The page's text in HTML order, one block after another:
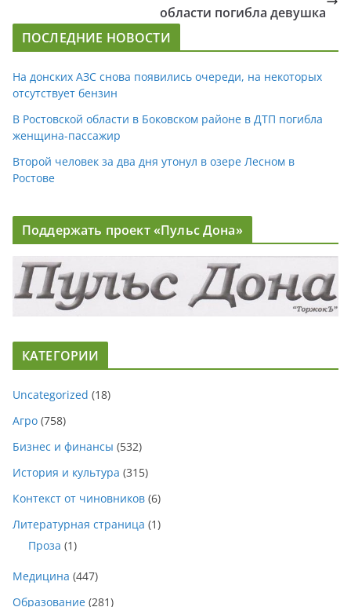
области погибла девушка
ПОСЛЕДНИЕ НОВОСТИ
На донских АЗС снова появились очереди, на некоторых
отсутствует бензин
В Ростовской области в Боковском районе в ДТП погибла
женщина-пассажир
Второй человек за два дня утонул в озере Лесном в
Ростове
Поддержать проект «Пульс Дона»
КАТЕГОРИИ
Uncategorized (18)
Агро (758)
Бизнес и финансы (532)
История и культура (315)
Контекст от чиновников (6)
Литературная страница (1)
Проза (1)
Медицина (447)
Образование (281)